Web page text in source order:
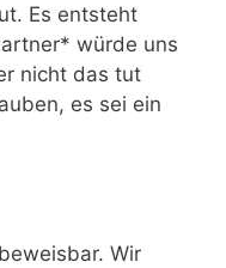
Es entsteht
würde uns
nicht das tut
es sei ein
Wir